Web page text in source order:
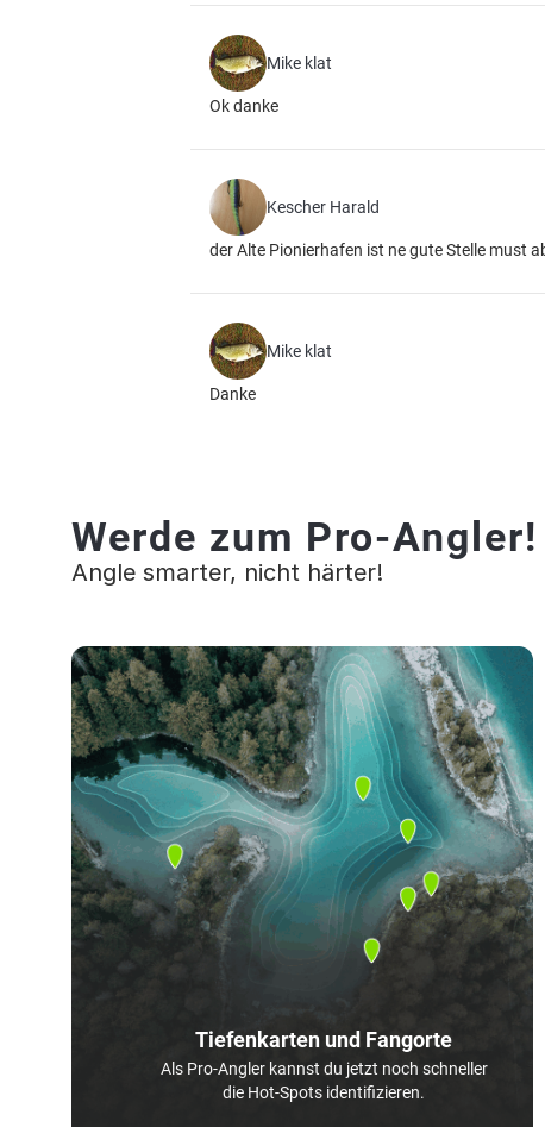
Mike klat
Ok danke
Kescher Harald
der Alte Pionierhafen ist ne gute Stelle must
Mike klat
Danke
Werde zum Pro-Angler!
Angle smarter, nicht härter!
Tiefenkarten und Fangorte
Als Pro-Angler kannst du jetzt noch schneller
die Hot-Spots identifizieren.